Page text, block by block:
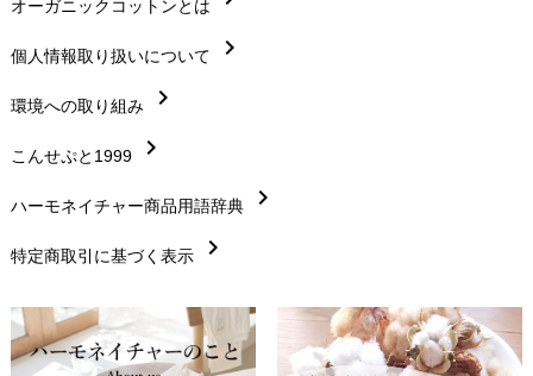
在庫状況と発送予定chevron_right
サイズ・寸法chevron_right
生地・素材chevron_right
お手入れについて chevron_right
レビューを書こうchevron_right
返品交換chevron_right
FAXでのご注文 chevron_right
お問い合わせchevron_right
オーガニックコットンとは
個人情報取り扱いについて chevron_right
環境への取り組み chevron_right
こんせぷと1999 chevron_right
ハーモネイチャー商品用語辞典 chevron_right
特定商取引に基づく表示 chevron_right